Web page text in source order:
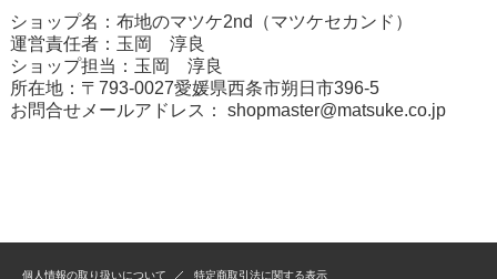
ショップ名：布地のマツケ2nd（マツケセカンド）
運営責任者：玉岡 淳良
ショップ担当：玉岡 淳良
所在地：〒793-0027愛媛県西条市朔日市396-5
お問合せメールアドレス： shopmaster@matsuke.co.jp
個人情報の取り扱いについて 特定商取引法に関する表示